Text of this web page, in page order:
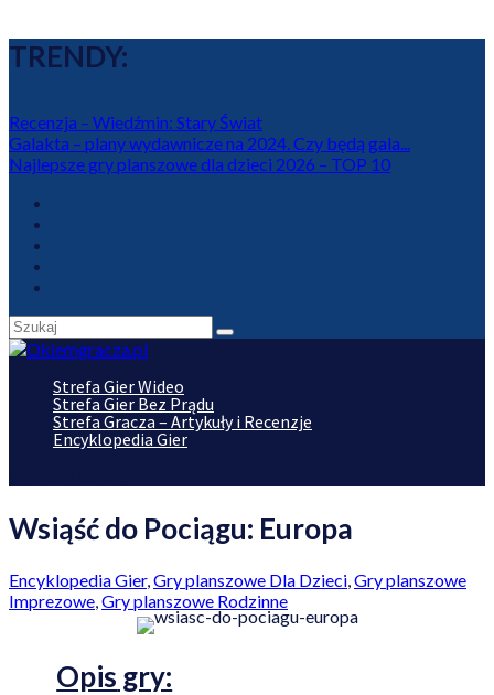
TRENDY:
Recenzja – Wiedźmin: Stary Świat
Galakta – plany wydawnicze na 2024. Czy będą gala...
Najlepsze gry planszowe dla dzieci 2026 – TOP 10
Strefa Gier Wideo
Strefa Gier Bez Prądu
Strefa Gracza – Artykuły i Recenzje
Encyklopedia Gier
Wsiąść do Pociągu: Europa
Encyklopedia Gier,Gry planszowe Dla Dzieci,Gry planszowe
Imprezowe,Gry planszowe Rodzinne
Opis gry: